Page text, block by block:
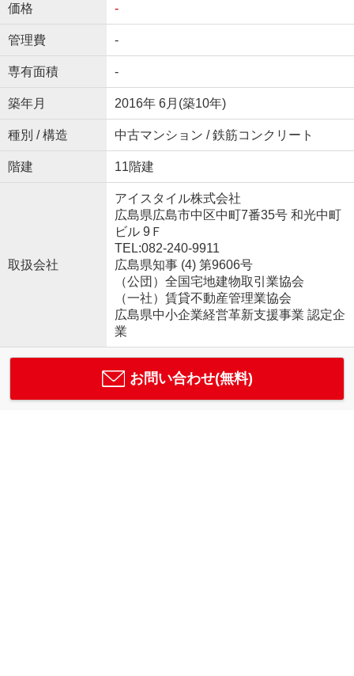
価格 -
管理費 -
専有面積 -
築年月 2016年 6月(築10年)
種別 / 構造 中古マンション / 鉄筋コンクリート
階建 11階建
取扱会社
アイスタイル株式会社
広島県広島市中区中町7番35号 和光中町
ビル 9Ｆ
TEL:082-240-9911
広島県知事 (4) 第9606号
（公団）全国宅地建物取引業協会
（一社）賃貸不動産管理業協会
広島県中小企業経営革新支援事業 認定企
業
お問い合わせ(無料)